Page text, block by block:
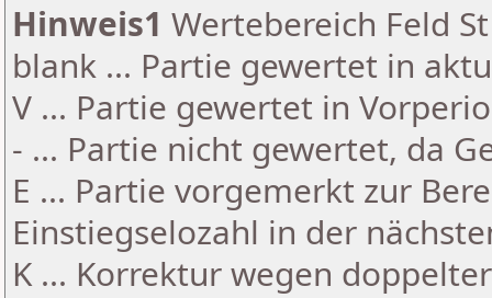
Hinweis1 Wertebereich Feld
blank ... Partie gewertet in
V ... Partie gewertet in
- ... Partie nicht gewertet, da
E ... Partie vorgemerkt zur
Einstiegselozahl in der
K ... Korrektur wegen